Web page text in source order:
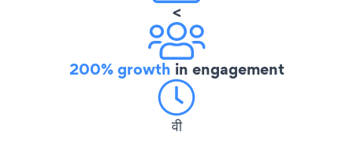
<
200% growth in engagement
वी